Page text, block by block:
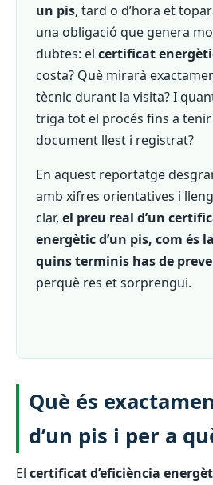
un pis, tard o d’hora et
una obligació que genera
dubtes: el certificat
costa? Què mirarà
tècnic durant la visita? I
triga tot el procés fins a tenir
document llest i registrat?
En aquest reportatge
amb xifres orientatives i
clar, el preu real d’un
energètic d’un pis, com és
quins terminis has de
perquè res et sorprengui.
Què és
d’un pis i per a
El certificat d’eficiència